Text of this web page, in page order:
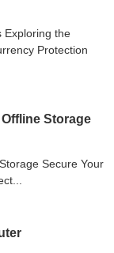
Exploring the
Protection
Storage
Secure Your